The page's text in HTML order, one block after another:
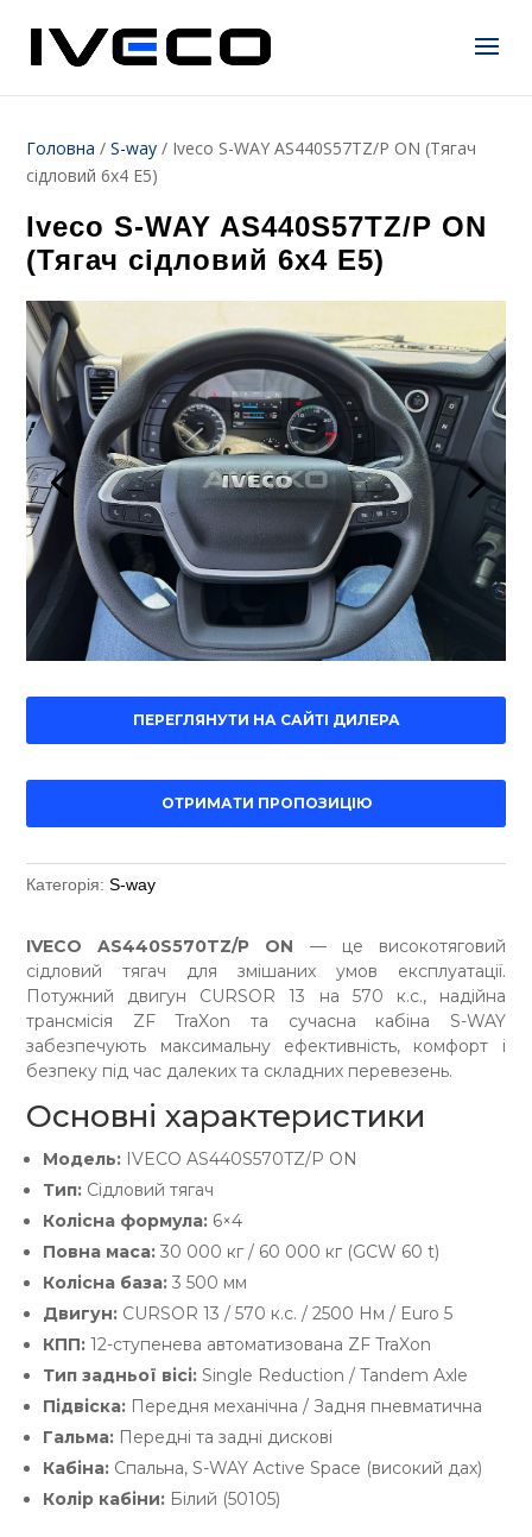
Головна /S-way / Iveco S-WAY AS440S57TZ/P ON (Тягач
сідловий 6х4 Е5)
Iveco S-WAY AS440S57TZ/P ON
(Тягач сідловий 6х4 Е5)
ПЕРЕГЛЯНУТИ НА САЙТІ ДИЛЕРА
ОТРИМАТИ ПРОПОЗИЦІЮ
Категорія: S-way
IVECO AS440S570TZ/P ON — це високотяговий
сідловий тягач для змішаних умов експлуатації.
Потужний двигун CURSOR 13 на 570 к.с., надійна
трансмісія ZF TraXon та сучасна кабіна S-WAY
забезпечують максимальну ефективність, комфорт і
безпеку під час далеких та складних перевезень.
Основні характеристики
Модель: IVECO AS440S570TZ/P ON
Тип: Сідловий тягач
Колісна формула: 6×4
Повна маса: 30 000 кг / 60 000 кг (GCW 60 t)
Колісна база: 3 500 мм
Двигун: CURSOR 13 / 570 к.с. / 2500 Нм / Euro 5
КПП: 12-ступенева автоматизована ZF TraXon
Тип задньої вісі: Single Reduction / Tandem Axle
Підвіска: Передня механічна / Задня пневматична
Гальма: Передні та задні дискові
Кабіна: Спальна, S-WAY Active Space (високий дах)
Колір кабіни: Білий (50105)